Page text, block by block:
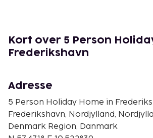
Frederikshavn Kunstmuseum Og
4,3 km
Gratis selvstændig parkering er til
stedet.
Gebyr for vand: 11.39 EUR
Ovenstående liste er muligvis ikke
Kort over 5 Person
Frederikshavn
Adresse
5 Person Holiday Home in
Frederikshavn, Nordjylland,
Denmark Region, Danmark